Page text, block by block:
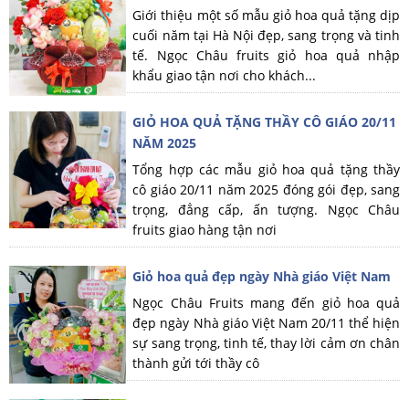
Giới thiệu một số mẫu giỏ hoa quả tặng dịp
cuối năm tại Hà Nội đẹp, sang trọng và tinh
tế. Ngọc Châu fruits giỏ hoa quả nhập
khẩu giao tận nơi cho khách...
GIỎ HOA QUẢ TẶNG THẦY CÔ GIÁO 20/11
NĂM 2025
Tổng hợp các mẫu giỏ hoa quả tặng thầy
cô giáo 20/11 năm 2025 đóng gói đẹp, sang
trọng, đẳng cấp, ấn tượng. Ngọc Châu
fruits giao hàng tận nơi
Giỏ hoa quả đẹp ngày Nhà giáo Việt Nam
Ngọc Châu Fruits mang đến giỏ hoa quả
đẹp ngày Nhà giáo Việt Nam 20/11 thể hiện
sự sang trọng, tinh tế, thay lời cảm ơn chân
thành gửi tới thầy cô